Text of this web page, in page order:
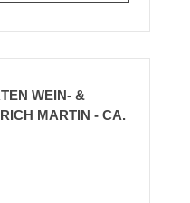
WEIN- &
MARTIN - CA.